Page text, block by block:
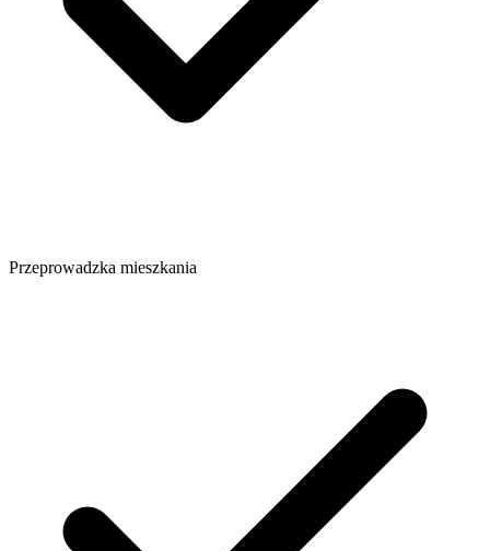
Przeprowadzka mieszkania